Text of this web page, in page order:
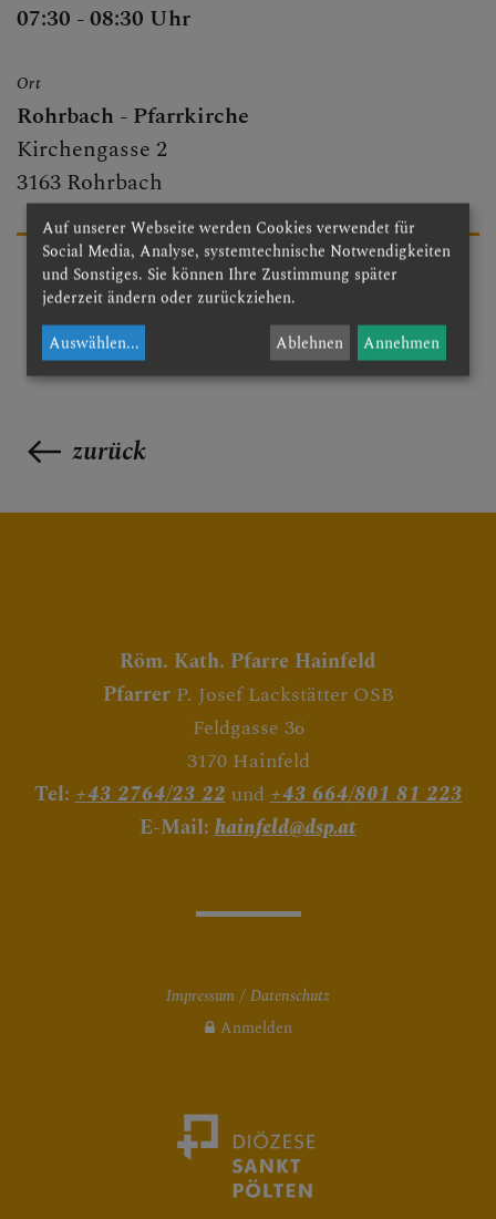
GRUPPEN & RUNDEN
07:30 - 08:30 Uhr
Ort
Rohrbach - Pfarrkirche
Kirchengasse 2
3163 Rohrbach
zurück
Röm. Kath. Pfarre Hainfeld
Pfarrer P. Josef Lackstätter OSB
Feldgasse 36
3170 Hainfeld
Tel: +43 2764/23 22und+43 664/801 81 223
E-Mail: hainfeld@dsp.at
Impressum
Datenschutz
Anmelden
Auf unserer Webseite werden Cookies verwendet für
Social Media, Analyse, systemtechnische Notwendigkeiten
und Sonstiges. Sie können Ihre Zustimmung später
jederzeit ändern oder zurückziehen.
Auswählen... Ablehnen Annehmen